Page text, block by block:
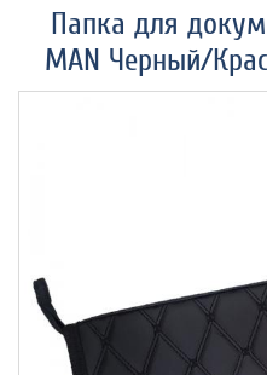
Папка для
MAN Черный/